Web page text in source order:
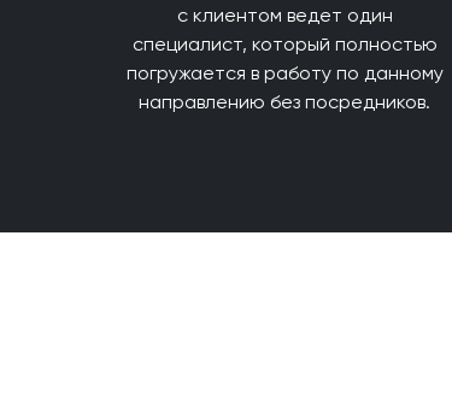
с клиентом ведет один
специалист, который полностью
погружается в работу по данному
направлению без посредников.